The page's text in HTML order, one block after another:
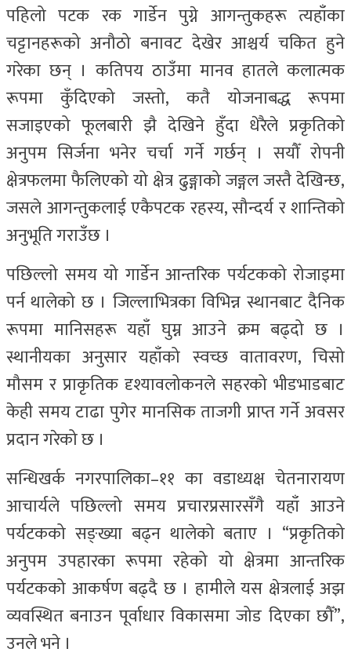
पहिलो पटक रक गार्डेन पुग्ने आगन्तुकहरू त्यहाँका
चट्टानहरूको अनौठो बनावट देखेर आश्चर्य चकित हुने
गरेका छन् । कतिपय ठाउँमा मानव हातले कलात्मक
रूपमा कुँदिएको जस्तो, कतै योजनाबद्ध रूपमा
सजाइएको फूलबारी झै देखिने हुँदा धेरैले प्रकृतिको
अनुपम सिर्जना भनेर चर्चा गर्ने गर्छन् । सयौँ रोपनी
क्षेत्रफलमा फैलिएको यो क्षेत्र ढुङ्गाको जङ्गल जस्तै देखिन्छ,
जसले आगन्तुकलाई एकैपटक रहस्य, सौन्दर्य र शान्तिको
अनुभूति गराउँछ ।
पछिल्लो समय यो गार्डेन आन्तरिक पर्यटकको रोजाइमा
पर्न थालेको छ । जिल्लाभित्रका विभिन्न स्थानबाट दैनिक
रूपमा मानिसहरू यहाँ घुम्न आउने क्रम बढ्दो छ ।
स्थानीयका अनुसार यहाँको स्वच्छ वातावरण, चिसो
मौसम र प्राकृतिक दृश्यावलोकनले सहरको भीडभाडबाट
केही समय टाढा पुगेर मानसिक ताजगी प्राप्त गर्ने अवसर
प्रदान गरेको छ ।
सन्धिखर्क नगरपालिका–११ का वडाध्यक्ष चेतनारायण
आचार्यले पछिल्लो समय प्रचारप्रसारसँगै यहाँ आउने
पर्यटकको सङ्ख्या बढ्न थालेको बताए । “प्रकृतिको
अनुपम उपहारका रूपमा रहेको यो क्षेत्रमा आन्तरिक
पर्यटकको आकर्षण बढ्दै छ । हामीले यस क्षेत्रलाई अझ
व्यवस्थित बनाउन पूर्वाधार विकासमा जोड दिएका छौँ”,
उनले भने ।